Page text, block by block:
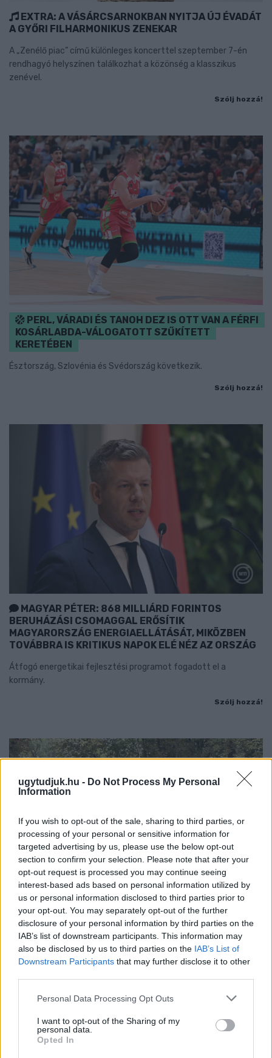
ugytudjuk.hu - Do Not Process My Personal
Information
If you wish to opt-out of the sale, sharing to third parties, or
processing of your personal or sensitive information for
targeted advertising by us, please use the below opt-out
section to confirm your selection. Please note that after your
opt-out request is processed you may continue seeing
interest-based ads based on personal information utilized by
us or personal information disclosed to third parties prior to
your opt-out. You may separately opt-out of the further
disclosure of your personal information by third parties on the
IAB’s list of downstream participants. This information may
also be disclosed by us to third parties on the IAB’s List of
Downstream Participants that may further disclose it to other
Please note that this website/app uses one or more Google
not limited to your visit or usage behaviour. You may click to
grant or deny consent to Google and its third-party tags to
use your data for below specified purposes in below Google
Personal Data Processing Opt Outs
I want to opt-out of the Sharing of my
personal data.
Opted In
EXTRA: A VÁSÁRCSARNOKBAN NYITJA ÚJ ÉVADÁT
A GYŐRI FILHARMONIKUS ZENEKAR
A „Zenélő piac” című különleges koncerttel szeptember 7-én
rendhagyó helyszínen találkozhat a közönség a klasszikus
zenével.
Szólj hozzá!
PERL, VÁRADI ÉS TANOH DEZ IS OTT VAN A FÉRFI
KOSÁRLABDA-VÁLOGATOTT SZŰKÍTETT
KERETÉBEN
Észtország, Szlovénia és Svédország következik.
Szólj hozzá!
MAGYAR PÉTER: 868 MILLIÁRD FORINTOS
BERUHÁZÁSI CSOMAGGAL ERŐSÍTIK
MAGYARORSZÁG ENERGIAELLÁTÁSÁT, MIKÖZBEN
TOVÁBBRA IS KRITIKUS NAPOK ELÉ NÉZ AZ ORSZÁG
Átfogó energetikai fejlesztési programot fogadott el a
kormány.
Szólj hozzá!
ÁTADJÁK A MEGÚJULT ERZSÉBET LIGETI
KRESZ-PARKOT GYŐRBEN – CSALÁDI
PROGRAMOKKAL ÜNNEPLIK A FELÚJÍTÁST
Ügyességi versenyek, KRESZ-kvíz, ingyenes kerékpár- és e-
rollerjelölés is várja a családokat augusztus 8-án.
Szólj hozzá!